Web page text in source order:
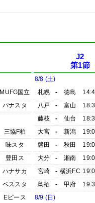
MUFG国立
パナスタ
三協F柏
味スタ
豊田ス
ハナサカ
ベススタ
Eピース
J2
第1節
8/8 (土)
札幌
- 徳島
八戸
- 富山
藤枝
- 仙台
大宮
- 新潟
磐田
- 秋田
大分
- 湘南
宮崎
- 横浜FC
鳥栖
- 甲府
8/9 (日)